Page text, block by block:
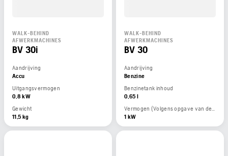
WALK-BEHIND
AFWERKMACHINES
BV 30i
Aandrijving
Accu
Uitgangsvermogen
0,8 kW
Gewicht
11,5 kg
WALK-BEHIND
AFWERKMACHINES
BV 30
Aandrijving
Benzine
Benzinetank inhoud
0,65 l
Vermogen (Volgens opgave van de motorfabrikant)
1 kW